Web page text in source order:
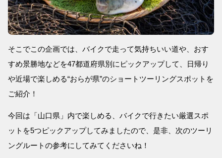
そこでこの企画では、バイクで走って気持ちいい道や、おす
すめ景勝地などを47都道府県別にピックアップして、日帰り
や近場で楽しめる“おらが県”のショートツーリングスポットを
ご紹介！
今回は「山口県」内で楽しめる、バイクで行きたい厳選スポ
ットを5つピックアップしてみましたので、是非、次のツーリ
ングルートの参考にしてみてくださいね！